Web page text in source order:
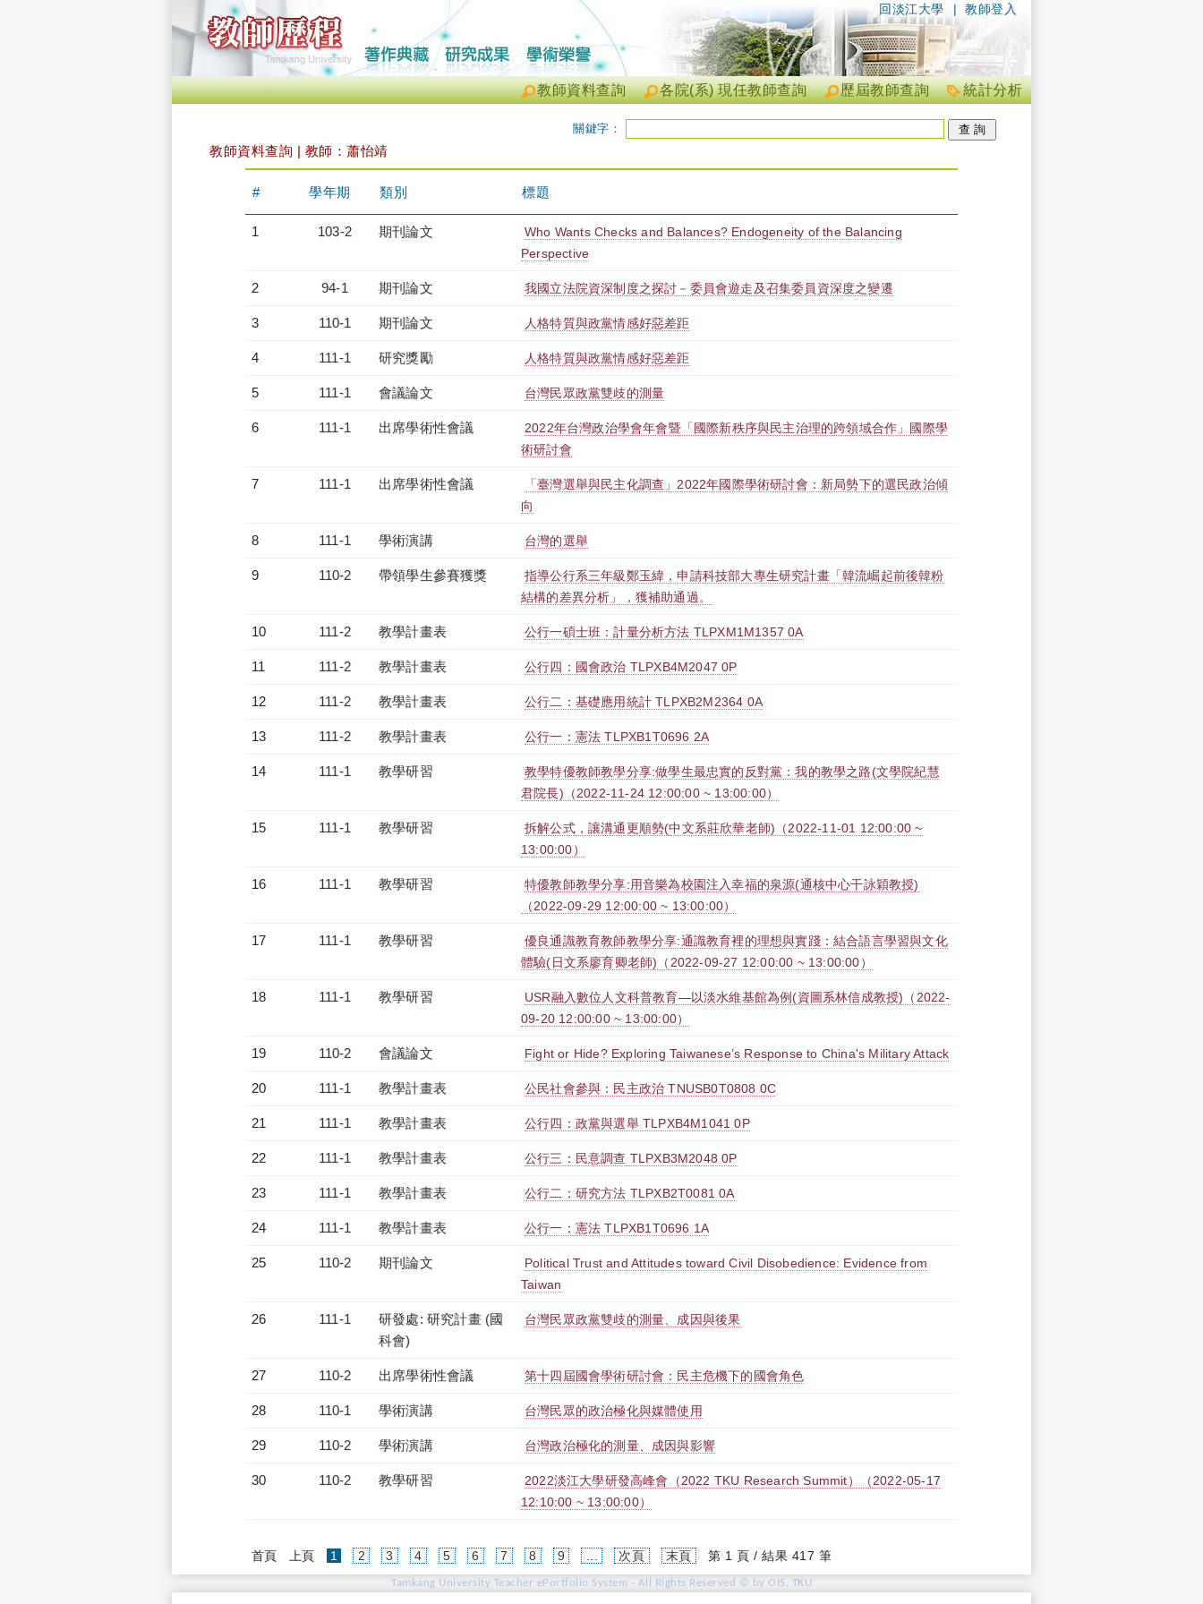
| 教師登入
回淡江大學
統計分析
歷屆教師查詢
各院(系) 現任教師查詢
教師資料查詢
關鍵字：
教師資料查詢 | 教師：蕭怡靖
# 學年期 類別 標題
1 103-2 期刊論文
Who Wants Checks and Balances? Endogeneity of the Balancing
Perspective
2 94-1 期刊論文 我國立法院資深制度之探討－委員會遊走及召集委員資深度之變遷
3 110-1 期刊論文 人格特質與政黨情感好惡差距
4 111-1 研究獎勵 人格特質與政黨情感好惡差距
5 111-1 會議論文 台灣民眾政黨雙歧的測量
6 111-1 出席學術性會議
2022年台灣政治學會年會暨「國際新秩序與民主治理的跨領域合作」國際學
術研討會
7 111-1 出席學術性會議
「臺灣選舉與民主化調查」2022年國際學術研討會：新局勢下的選民政治傾
向
8 111-1 學術演講 台灣的選舉
9 110-2 帶領學生參賽獲獎
指導公行系三年級鄭玉緯，申請科技部大專生研究計畫「韓流崛起前後韓粉
結構的差異分析」，獲補助通過。
10 111-2 教學計畫表 公行一碩士班：計量分析方法 TLPXM1M1357 0A
11 111-2 教學計畫表 公行四：國會政治 TLPXB4M2047 0P
12 111-2 教學計畫表 公行二：基礎應用統計 TLPXB2M2364 0A
13 111-2 教學計畫表 公行一：憲法 TLPXB1T0696 2A
14 111-1 教學研習
教學特優教師教學分享:做學生最忠實的反對黨：我的教學之路(文學院紀慧
君院長)（2022-11-24 12:00:00 ~ 13:00:00）
15 111-1 教學研習
拆解公式，讓溝通更順勢(中文系莊欣華老師)（2022-11-01 12:00:00 ~
13:00:00）
16 111-1 教學研習
特優教師教學分享:用音樂為校園注入幸福的泉源(通核中心干詠穎教授)
（2022-09-29 12:00:00 ~ 13:00:00）
17 111-1 教學研習
優良通識教育教師教學分享:通識教育裡的理想與實踐：結合語言學習與文化
體驗(日文系廖育卿老師)（2022-09-27 12:00:00 ~ 13:00:00）
18 111-1 教學研習
USR融入數位人文科普教育—以淡水維基館為例(資圖系林信成教授)（2022-
09-20 12:00:00 ~ 13:00:00）
19 110-2 會議論文 Fight or Hide? Exploring Taiwanese’s Response to China's Military Attack
20 111-1 教學計畫表 公民社會參與：民主政治 TNUSB0T0808 0C
21 111-1 教學計畫表 公行四：政黨與選舉 TLPXB4M1041 0P
22 111-1 教學計畫表 公行三：民意調查 TLPXB3M2048 0P
23 111-1 教學計畫表 公行二：研究方法 TLPXB2T0081 0A
24 111-1 教學計畫表 公行一：憲法 TLPXB1T0696 1A
25 110-2 期刊論文
Political Trust and Attitudes toward Civil Disobedience: Evidence from
Taiwan
26 111-1
研發處: 研究計畫 (國
科會)
台灣民眾政黨雙歧的測量、成因與後果
27 110-2 出席學術性會議 第十四屆國會學術研討會：民主危機下的國會角色
28 110-1 學術演講 台灣民眾的政治極化與媒體使用
29 110-2 學術演講 台灣政治極化的測量、成因與影響
30 110-2 教學研習
2022淡江大學研發高峰會（2022 TKU Research Summit）（2022-05-17
12:10:00 ~ 13:00:00）
首頁 上頁 1 (current)
2 3 4 5 6 7 8 9 次頁 末頁 第 1 頁 / 結果 417 筆
Tamkang University Teacher ePortfolio System - All Rights Reserved © by OIS, TKU